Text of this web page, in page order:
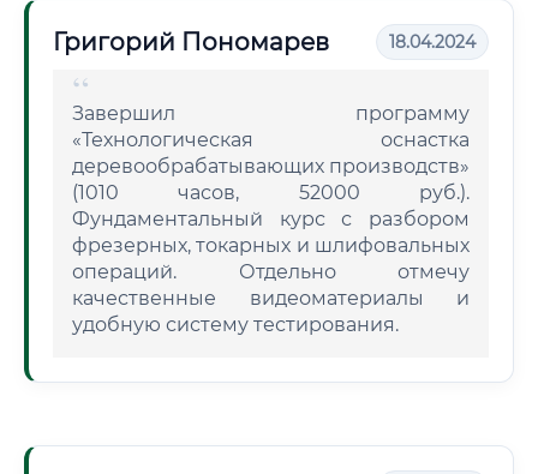
Григорий Пономарев 18.04.2024
Завершил программу
«Технологическая оснастка
деревообрабатывающих производств»
(1010 часов, 52000 руб.).
Фундаментальный курс с разбором
фрезерных, токарных и шлифовальных
операций. Отдельно отмечу
качественные видеоматериалы и
удобную систему тестирования.